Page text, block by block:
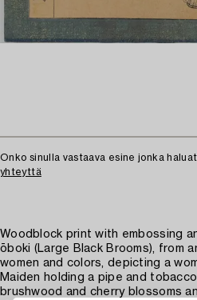
Onko sinulla vastaava esine jonka
yhteyttä
Woodblock print with embossing
ōboki (Large Black Brooms), from
women and colors, depicting a
Maiden holding a pipe and
brushwood and cherry blossoms